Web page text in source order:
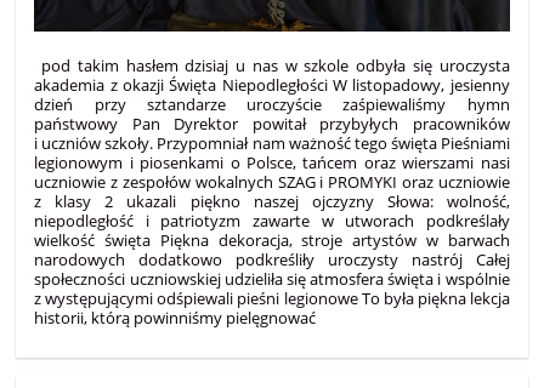
pod takim hasłem dzisiaj u nas w szkole odbyła się uroczysta
akademia z okazji Święta Niepodległości W listopadowy, jesienny
dzień przy sztandarze uroczyście zaśpiewaliśmy hymn
państwowy Pan Dyrektor powitał przybyłych pracowników
i uczniów szkoły. Przypomniał nam ważność tego święta Pieśniami
legionowym i piosenkami o Polsce, tańcem oraz wierszami nasi
uczniowie z zespołów wokalnych SZAG i PROMYKI oraz uczniowie
z klasy 2 ukazali piękno naszej ojczyzny Słowa: wolność,
niepodległość i patriotyzm zawarte w utworach podkreślały
wielkość święta Piękna dekoracja, stroje artystów w barwach
narodowych dodatkowo podkreśliły uroczysty nastrój Całej
społeczności uczniowskiej udzieliła się atmosfera święta i wspólnie
z występującymi odśpiewali pieśni legionowe To była piękna lekcja
historii, którą powinniśmy pielęgnować